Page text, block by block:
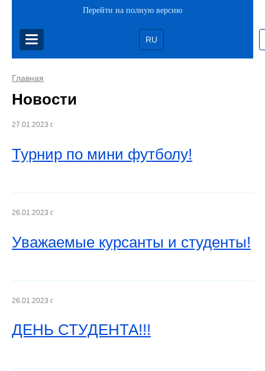
Перейти на полную версию
RU
Главная
Новости
27.01.2023 г.
Турнир по мини футболу!
26.01.2023 г.
Уважаемые курсанты и студенты!
26.01.2023 г.
ДЕНЬ СТУДЕНТА!!!